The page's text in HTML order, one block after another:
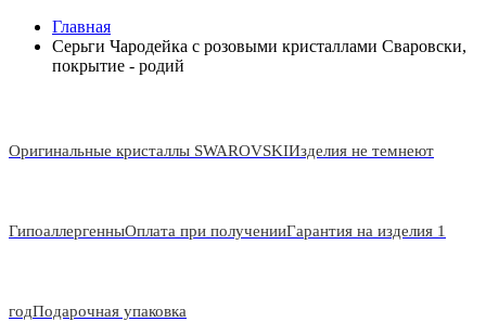
Главная
Серьги Чародейка с розовыми кристаллами Сваровски,
покрытие - родий
Оригинальные кристаллы SWAROVSKIИзделия не темнеют
ГипоаллергенныОплата при полученииГарантия на изделия 1
годПодарочная упаковка